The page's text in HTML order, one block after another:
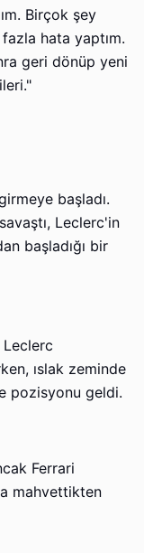
Birçok şey
hata yaptım.
geri dönüp yeni
başladı.
Leclerc'in
başladığı bir
Leclerc
ıslak zeminde
pozisyonu geldi.
Ferrari
mahvettikten